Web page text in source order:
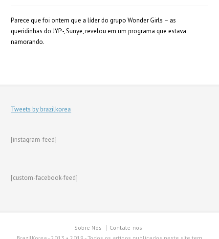
Parece que foi ontem que a líder do grupo Wonder Girls – as
queridinhas do JYP -, Sunye, revelou em um programa que estava
namorando.
Tweets by brazilkorea
[instagram-feed]
[custom-facebook-feed]
Sobre Nós
Contate-nos